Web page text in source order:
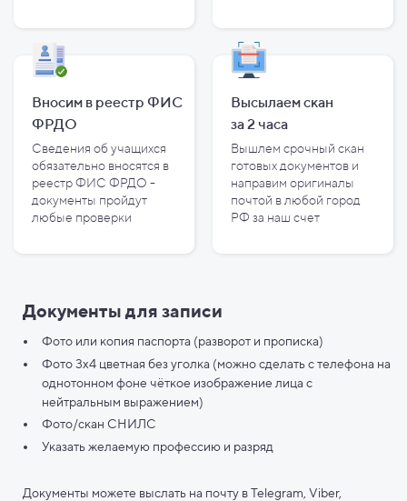
Вносим в реестр ФИС
ФРДО
Сведения об учащихся
обязательно вносятся в
реестр ФИС ФРДО -
документы пройдут
любые проверки
Высылаем скан
за2 часа
Вышлем срочный скан
готовых документов и
направим оригиналы
почтой в любой город
РФ за наш счет
Документы для записи
Фото или копия паспорта (разворот и прописка)
Фото 3х4 цветная без уголка (можно сделать с телефона на
однотонном фоне чёткое изображение лица с
нейтральным выражением)
Фото/скан СНИЛС
Указать желаемую профессию и разряд
Документы можете выслать на почту в Telegram, Viber,